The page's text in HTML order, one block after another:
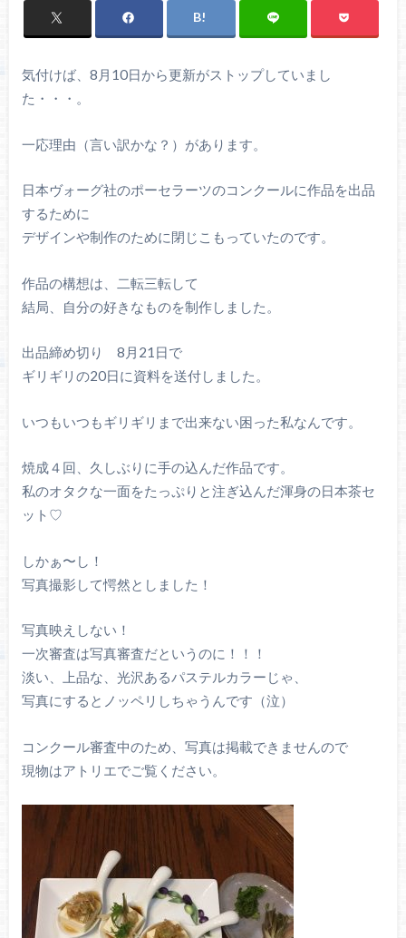
気付けば、8月10日から更新がストップしていまし
た・・・。
一応理由（言い訳かな？）があります。
日本ヴォーグ社のポーセラーツのコンクールに作品を出品
するために
デザインや制作のために閉じこもっていたのです。
作品の構想は、二転三転して
結局、自分の好きなものを制作しました。
出品締め切り 8月21日で
ギリギリの20日に資料を送付しました。
いつもいつもギリギリまで出来ない困った私なんです。
焼成４回、久しぶりに手の込んだ作品です。
私のオタクな一面をたっぷりと注ぎ込んだ渾身の日本茶セ
ット♡
しかぁ〜し！
写真撮影して愕然としました！
写真映えしない！
一次審査は写真審査だというのに！！！
淡い、上品な、光沢あるパステルカラーじゃ、
写真にするとノッペリしちゃうんです（泣）
コンクール審査中のため、写真は掲載できませんので
現物はアトリエでご覧ください。